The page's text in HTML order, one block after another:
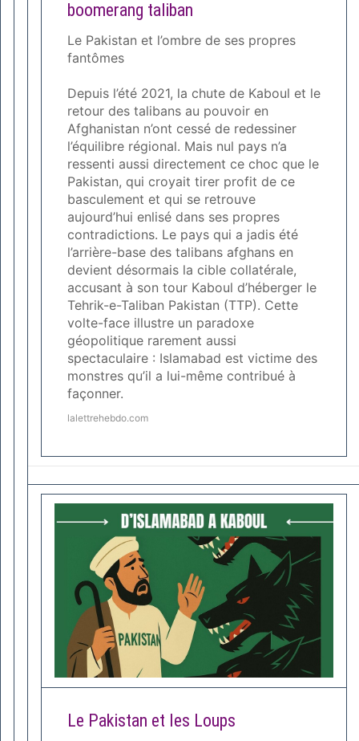
boomerang taliban
Le Pakistan et l’ombre de ses propres
fantômes
Depuis l’été 2021, la chute de Kaboul et le
retour des talibans au pouvoir en
Afghanistan n’ont cessé de redessiner
l’équilibre régional. Mais nul pays n’a
ressenti aussi directement ce choc que le
Pakistan, qui croyait tirer profit de ce
basculement et qui se retrouve
aujourd’hui enlisé dans ses propres
contradictions. Le pays qui a jadis été
l’arrière-base des talibans afghans en
devient désormais la cible collatérale,
accusant à son tour Kaboul d’héberger le
Tehrik-e-Taliban Pakistan (TTP). Cette
volte-face illustre un paradoxe
géopolitique rarement aussi
spectaculaire : Islamabad est victime des
monstres qu’il a lui-même contribué à
façonner.
lalettrehebdo.com
Le Pakistan et les Loups